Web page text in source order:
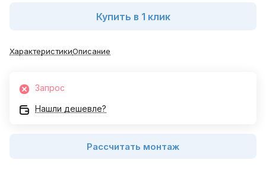
Купить в 1 клик
ХарактеристикиОписание
Запрос
Нашли дешевле?
Рассчитать монтаж